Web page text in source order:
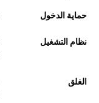
حماية الدخول
نظام التشغيل
الغلق